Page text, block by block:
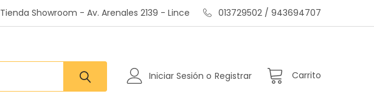
Tienda Showroom - Av. Arenales 2139 - Lince 013729502 / 943694707
Iniciar Sesión o Registrar Carrito